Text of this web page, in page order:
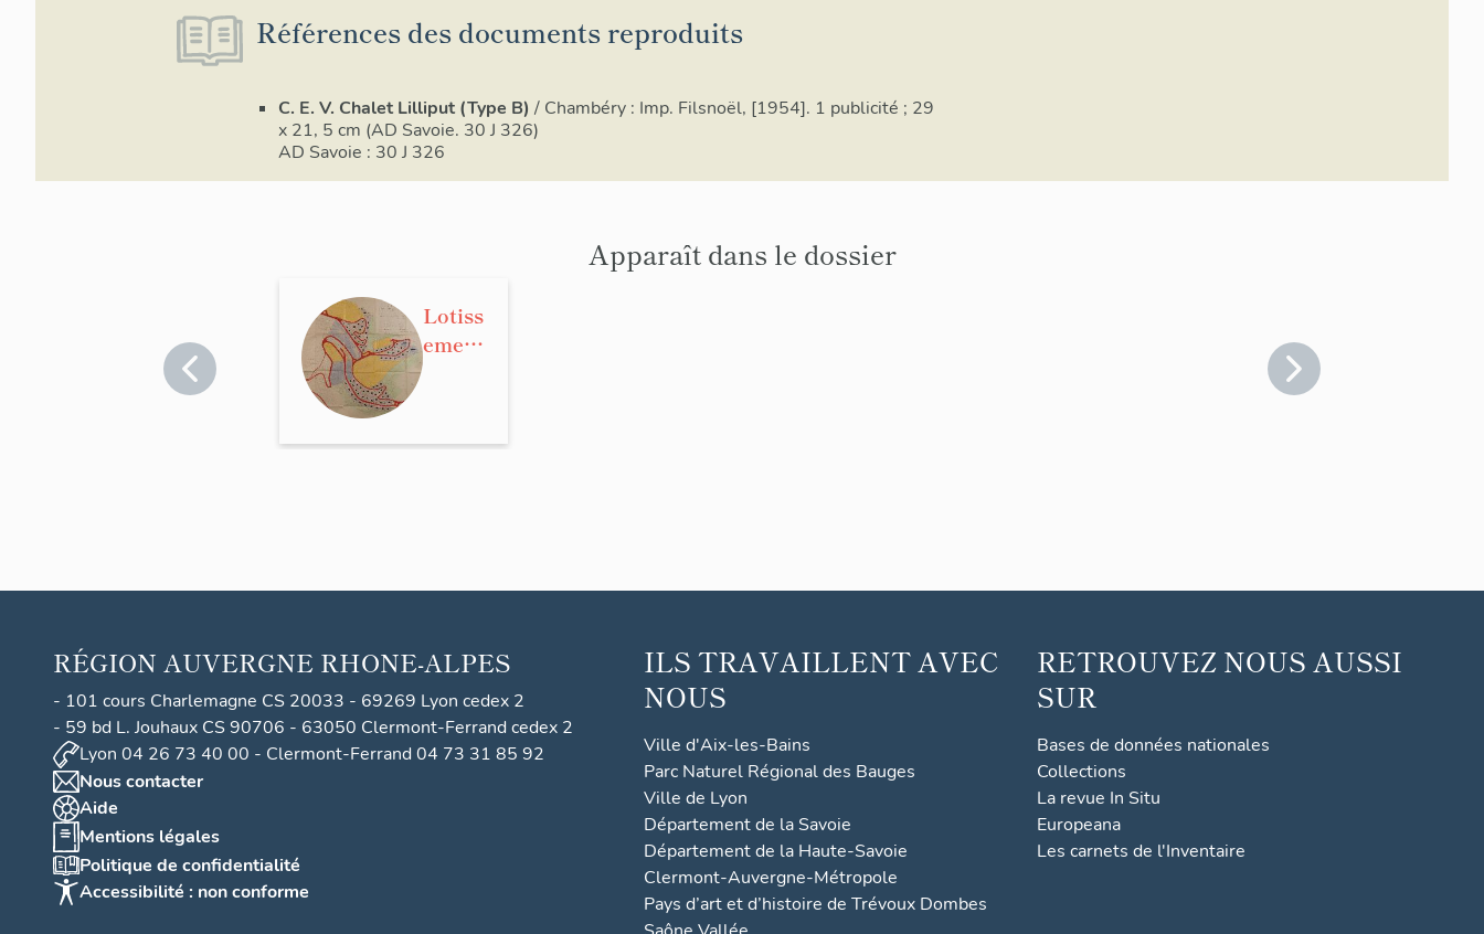
Références des documents reproduits
C. E. V. Chalet Lilliput (Type B) / Chambéry : Imp. Filsnoël, [1954]. 1 publicité ; 29
x 21, 5 cm (AD Savoie. 30 J 326)
AD Savoie : 30 J 326
Apparaît dans le dossier
Lotiss
ement
conce
d
RÉGION AUVERGNE RHONE-ALPES
- 101 cours Charlemagne CS 20033 - 69269 Lyon cedex 2
- 59 bd L. Jouhaux CS 90706 - 63050 Clermont-Ferrand cedex 2
Lyon 04 26 73 40 00 - Clermont-Ferrand 04 73 31 85 92
Nous contacter
Aide
Mentions légales
Politique de confidentialité
Accessibilité : non conforme
ILS TRAVAILLENT AVEC
NOUS
Ville d'Aix-les-Bains
Parc Naturel Régional des Bauges
Ville de Lyon
Département de la Savoie
Département de la Haute-Savoie
Clermont-Auvergne-Métropole
Pays d’art et d’histoire de Trévoux Dombes
RETROUVEZ NOUS AUSSI
SUR
Bases de données nationales
Collections
La revue In Situ
Europeana
Les carnets de l'Inventaire